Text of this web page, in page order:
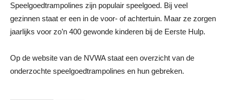
Speelgoedtrampolines zijn populair speelgoed. Bij veel
gezinnen staat er een in de voor- of achtertuin. Maar ze zorgen
jaarlijks voor zo’n 400 gewonde kinderen bij de Eerste Hulp.
Op de website van de NVWA staat een overzicht van de
onderzochte speelgoedtrampolines en hun gebreken.